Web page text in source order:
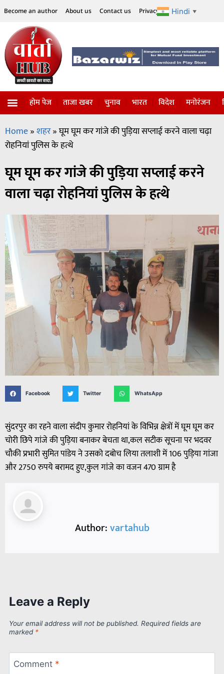
Become an author About us Contact us Privacy Policy Disclaimer
Hindi ▼
होम पेज ताजा खबर चुनाव भारत विदेश मनोरंजन
Home»शहर»घूम घूम कर गांजे की पुड़िया सप्लाई करने वाला चढ़ा
रोहनियां पुलिस के हत्थे
घूम घूम कर गांजे की पुड़िया सप्लाई करने
वाला चढ़ा रोहनियां पुलिस के हत्थे
Facebook Twitter WhatsApp
सुंदरपुर का रहने वाला संदीप कुमार रोहनियां के विभिन्न क्षेत्रों में घूम घूम कर
चोरी छिपे गांजे की पुड़िया बनाकर बेचता था,कल सटीक सूचना पर भदवर
चौकी प्रभारी सुमित पांडेय ने उसको दबोच लिया तलाशी में 106 पुड़िया गांजा
और 2750 रुपये बरामद हुए,कुल गांजे का वजन 470 ग्राम है
Author:vartahub
Leave a Reply
Your email address will not be published. Required fields are
marked *
Comment *